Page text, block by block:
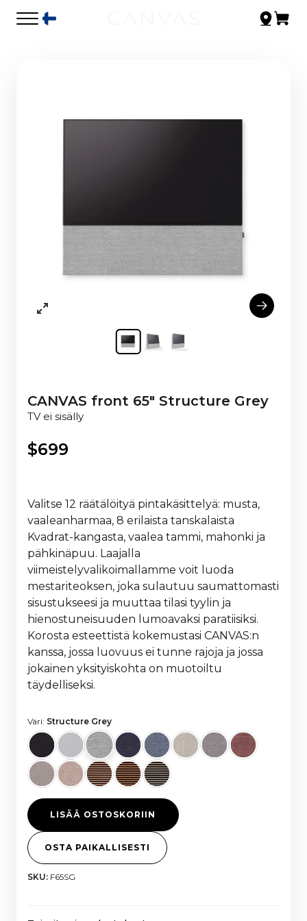
CANVAS front 65" Structure Grey
TV ei sisälly
$699
Valitse 12 räätälöityä pintakäsittelyä: musta,
vaaleanharmaa, 8 erilaista tanskalaista
Kvadrat-kangasta, vaalea tammi, mahonki ja
pähkinäpuu. Laajalla
viimeistelyvalikoimallamme voit luoda
mestariteoksen, joka sulautuu saumattomasti
sisustukseesi ja muuttaa tilasi tyylin ja
hienostuneisuuden lumoavaksi paratiisiksi.
Korosta esteettistä kokemustasi CANVAS:n
kanssa, jossa luovuus ei tunne rajoja ja jossa
jokainen yksityiskohta on muotoiltu
täydelliseksi.
Väri: Structure Grey
LISÄÄ OSTOSKORIIN
OSTA PAIKALLISESTI
SKU: F65SG